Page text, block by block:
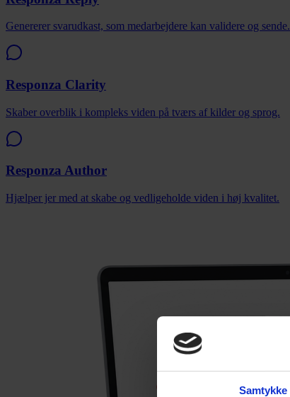
Samtykke
Genererer svarudkast, som medarbejdere kan validere og sende.
Responza Clarity
Skaber overblik i kompleks viden på tværs af kilder og sprog.
Responza Author
Hjælper jer med at skabe og vedligeholde viden i høj kvalitet.